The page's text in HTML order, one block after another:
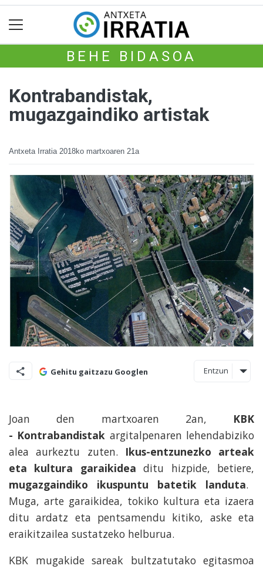
BEHE BIDASOA
Kontrabandistak,
mugazgaindiko artistak
Antxeta Irratia 2018ko martxoaren 21a
Gehitu gaitzazu Googlen Entzun
Joan den martxoaren 2an, KBK
- Kontrabandistak argitalpenaren lehendabiziko
alea aurkeztu zuten. Ikus-entzunezko arteak
eta kultura garaikidea ditu hizpide, betiere,
mugazgaindiko ikuspuntu batetik landuta.
Muga, arte garaikidea, tokiko kultura eta izaera
ditu ardatz eta pentsamendu kitiko, aske eta
eraikitzailea sustatzeko helburua.
KBK mugakide sareak bultzatutako egitasmoa